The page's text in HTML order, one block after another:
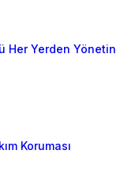
Her Yerden Yönetin
Koruması